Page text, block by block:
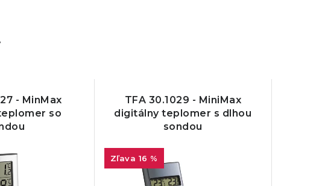
- MinMax
so
TFA 30.1029 - MiniMax
digitálny teplomer s dlhou
sondou
16 %